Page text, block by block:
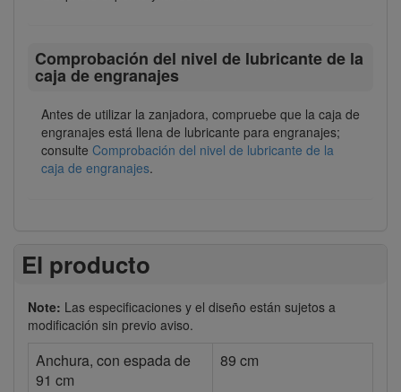
Comprobación del nivel de lubricante de la
caja de engranajes
Antes de utilizar la zanjadora, compruebe que la caja de
engranajes está llena de lubricante para engranajes;
consulte Comprobación del nivel de lubricante de la
caja de engranajes.
El producto
Note: Las especificaciones y el diseño están sujetos a
modificación sin previo aviso.
Anchura, con espada de
91 cm
89 cm